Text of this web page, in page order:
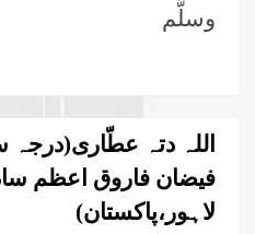
وسلَّم
اللہ دتہ عطّاری(درجہ
فیضان فاروق اعظم
لاہور،پاکستان)